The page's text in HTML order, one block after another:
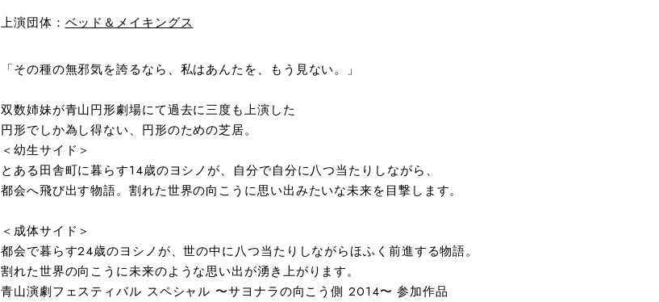
上演団体： ベッド＆メイキングス
「その種の無邪気を誇るなら、私はあんたを、もう見ない。」
双数姉妹が青山円形劇場にて過去に三度も上演した
円形でしか為し得ない、円形のための芝居。
＜幼生サイド＞
とある田舎町に暮らす14歳のヨシノが、自分で自分に八つ当たりしながら、
都会へ飛び出す物語。割れた世界の向こうに思い出みたいな未来を目撃します。
＜成体サイド＞
都会で暮らす24歳のヨシノが、世の中に八つ当たりしながらほふく前進する物語。
割れた世界の向こうに未来のような思い出が湧き上がります。
青山演劇フェスティバル スペシャル 〜サヨナラの向こう側 2014〜 参加作品